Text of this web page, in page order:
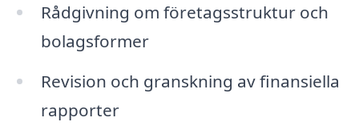
Rådgivning om företagsstruktur och
bolagsformer
Revision och granskning av finansiella
rapporter